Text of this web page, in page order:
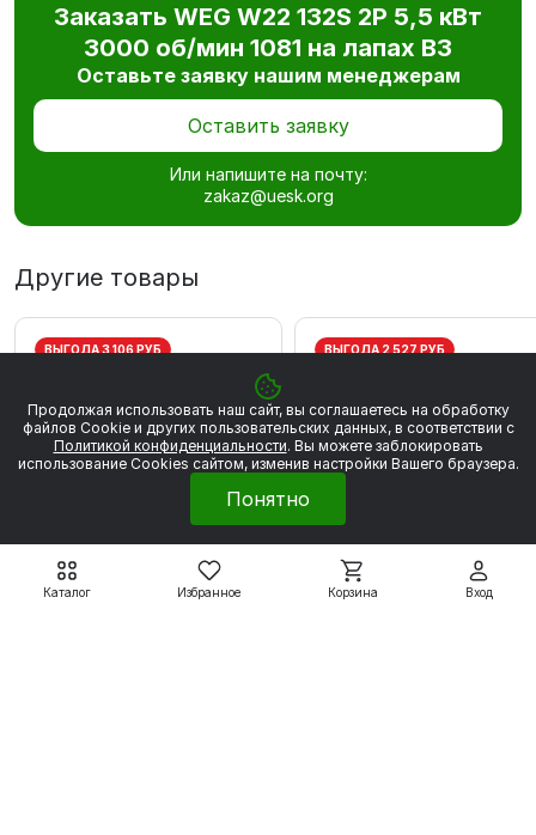
Каталог Избранное Корзина Вход
Заказать WEG W22 132S 2P 5,5 кВт
3000 об/мин 1081 на лапах В3
Оставьте заявку нашим менеджерам
Оставить заявку
Или напишите на почту:
zakaz@uesk.org
Другие товары
ВЫГОДА 3 106 РУБ ВЫГОДА 2 527 РУБ
Продолжая использовать наш сайт, вы соглашаетесь на обработку
файлов Сookie и других пользовательских данных, в соответствии с
Политикой конфиденциальности. Вы можете заблокировать
использование Cookies сайтом, изменив настройки Вашего браузера.
Понятно